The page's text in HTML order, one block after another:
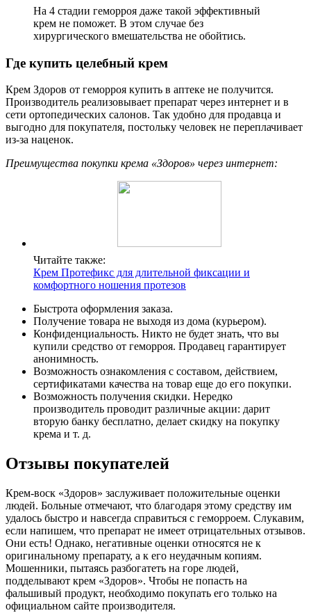
На 4 стадии геморроя даже такой эффективный
крем не поможет. В этом случае без
хирургического вмешательства не обойтись.
Где купить целебный крем
Крем Здоров от геморроя купить в аптеке не получится.
Производитель реализовывает препарат через интернет и в
сети ортопедических салонов. Так удобно для продавца и
выгодно для покупателя, постольку человек не переплачивает
из-за наценок.
Преимущества покупки крема «Здоров» через интернет:
Читайте также:
Крем Протефикс для длительной фиксации и
комфортного ношения протезов
Быстрота оформления заказа.
Получение товара не выходя из дома (курьером).
Конфиденциальность. Никто не будет знать, что вы
купили средство от геморроя. Продавец гарантирует
анонимность.
Возможность ознакомления с составом, действием,
сертификатами качества на товар еще до его покупки.
Возможность получения скидки. Нередко
производитель проводит различные акции: дарит
вторую банку бесплатно, делает скидку на покупку
крема и т. д.
Отзывы покупателей
Крем-воск «Здоров» заслуживает положительные оценки
людей. Больные отмечают, что благодаря этому средству им
удалось быстро и навсегда справиться с геморроем. Слукавим,
если напишем, что препарат не имеет отрицательных отзывов.
Они есть! Однако, негативные оценки относятся не к
оригинальному препарату, а к его неудачным копиям.
Мошенники, пытаясь разбогатеть на горе людей,
подделывают крем «Здоров». Чтобы не попасть на
фальшивый продукт, необходимо покупать его только на
официальном сайте производителя.